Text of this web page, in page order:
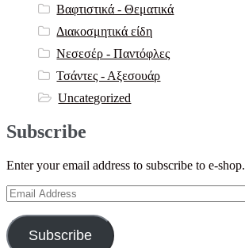
Βαφτιστικά - Θεματικά
Διακοσμητικά είδη
Νεσεσέρ - Παντόφλες
Τσάντες - Αξεσουάρ
Uncategorized
Subscribe
Enter your email address to subscribe to e-shop.
Email
Address
Subscribe